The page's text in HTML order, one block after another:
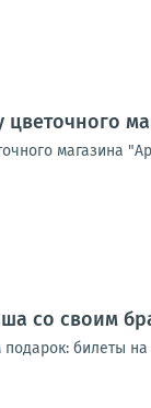
цветочного
магазина
со своим
билеты